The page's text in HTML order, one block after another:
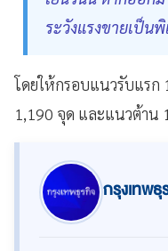
ระวังแรงขายเป็น
โดยให้กรอบแนวรับแรก
1,190 จุด และแนวต้าน
กรุงเทพ